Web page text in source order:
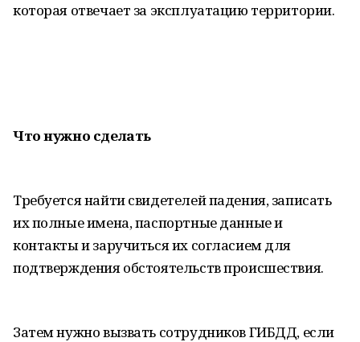
которая отвечает за эксплуатацию территории.
Что нужно сделать
Требуется найти свидетелей падения, записать
их полные имена, паспортные данные и
контакты и заручиться их согласием для
подтверждения обстоятельств происшествия.
Затем нужно вызвать сотрудников ГИБДД, если